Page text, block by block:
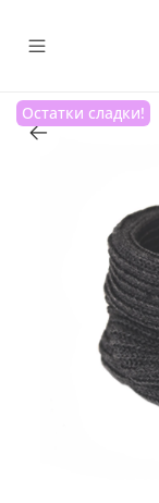
Остатки сладки!